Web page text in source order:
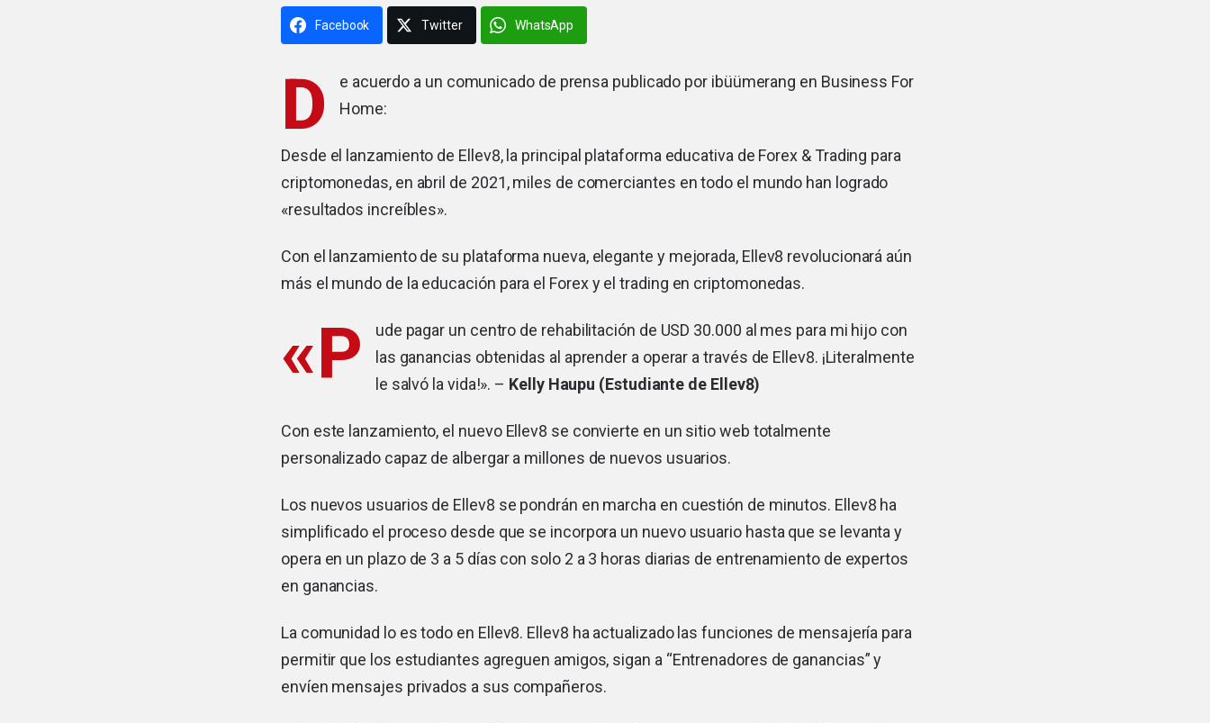
Facebook Twitter WhatsApp
D
e acuerdo a un comunicado de prensa publicado por ibüümerang en Business For
Home:
Desde el lanzamiento de Ellev8, la principal plataforma educativa de Forex & Trading para
criptomonedas, en abril de 2021, miles de comerciantes en todo el mundo han logrado
«resultados increíbles».
Con el lanzamiento de su plataforma nueva, elegante y mejorada, Ellev8 revolucionará aún
más el mundo de la educación para el Forex y el trading en criptomonedas.
«P
ude pagar un centro de rehabilitación de USD 30.000 al mes para mi hijo con
las ganancias obtenidas al aprender a operar a través de Ellev8. ¡Literalmente
le salvó la vida!». – Kelly Haupu (Estudiante de Ellev8)
Con este lanzamiento, el nuevo Ellev8 se convierte en un sitio web totalmente
personalizado capaz de albergar a millones de nuevos usuarios.
Los nuevos usuarios de Ellev8 se pondrán en marcha en cuestión de minutos. Ellev8 ha
simplificado el proceso desde que se incorpora un nuevo usuario hasta que se levanta y
opera en un plazo de 3 a 5 días con solo 2 a 3 horas diarias de entrenamiento de expertos
en ganancias.
La comunidad lo es todo en Ellev8. Ellev8 ha actualizado las funciones de mensajería para
permitir que los estudiantes agreguen amigos, sigan a “Entrenadores de ganancias” y
envíen mensajes privados a sus compañeros.